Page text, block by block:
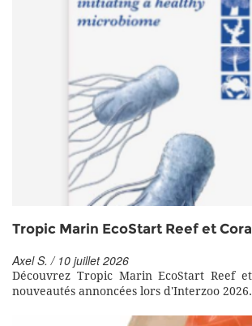
Tropic Marin EcoStart Reef et
Axel S. / 10 juillet 2026
Découvrez Tropic Marin EcoStart Reef
nouveautés annoncées lors d'Interzoo 2026.